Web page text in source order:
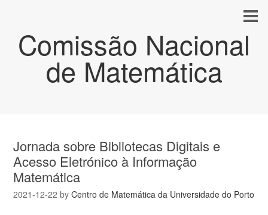
Comissão Nacional
de Matemática
Jornada sobre Bibliotecas Digitais e
Acesso Eletrónico à Informação
Matemática
2021-12-22 byCentro de Matemática da Universidade do Porto